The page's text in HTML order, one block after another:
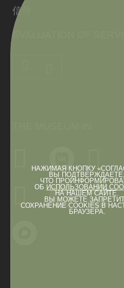
НАЖИМАЯ КНОПКУ
ВЫ ПОДТВЕРЖДАЕТЕ,
ЧТО
ОБ ИСПОЛЬЗОВАНИИ
НА НАШЕМ САЙТЕ.
ВЫ МОЖЕТЕ
СОХРАНЕНИЕ COOKIES В
БРАУЗЕРА.
信件
EVALUATION OF